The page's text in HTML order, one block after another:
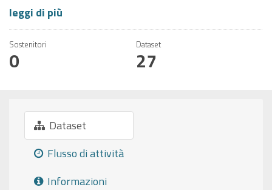
leggi di più
Sostenitori
0
Dataset
27
Dataset
Flusso di attività
Informazioni